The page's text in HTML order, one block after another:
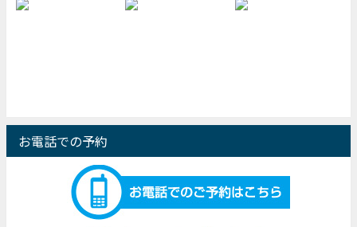
お電話での予約